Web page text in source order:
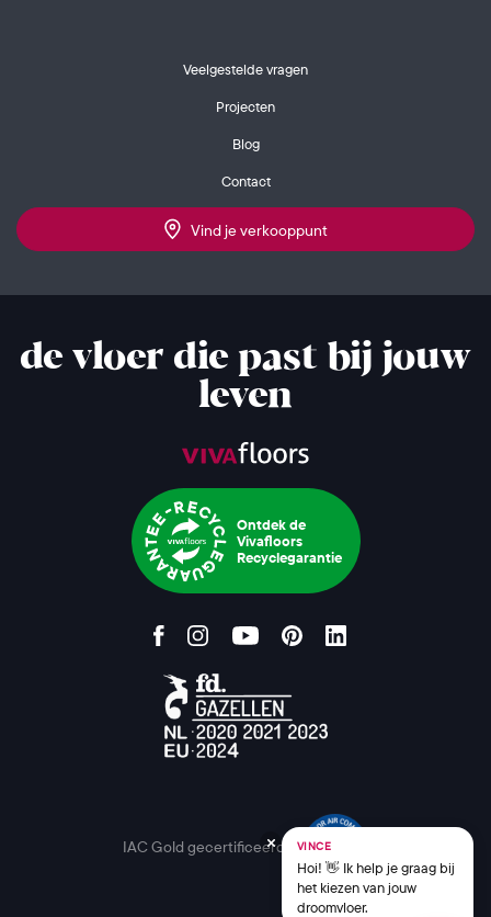
Veelgestelde vragen
Projecten
Blog
Contact
Vind je verkooppunt
de vloer die past bij jouw
leven
Ontdek de
Vivafloors
Recyclegarantie
IAC Gold gecertificeerd VINCE
Hoi! 👋 Ik help je graag bij
het kiezen van jouw
droomvloer.